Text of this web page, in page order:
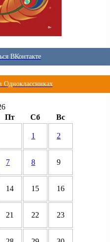
ВКонтакте
Одноклассниках
Пт Сб Вс
1 2
7 8 9
14 15 16
21 22 23